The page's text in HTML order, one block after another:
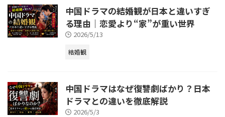
中国ドラマの結婚観が日本と違いすぎ
る理由｜恋愛より“家”が重い世界
2026/5/13
結婚観
中国ドラマはなぜ復讐劇ばかり？日本
ドラマとの違いを徹底解説
2026/5/3